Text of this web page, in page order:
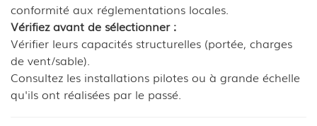
conformité aux réglementations locales.
Vérifiez avant de sélectionner :
Vérifier leurs capacités structurelles (portée, charges
de vent/sable).
Consultez les installations pilotes ou à grande échelle
qu'ils ont réalisées par le passé.